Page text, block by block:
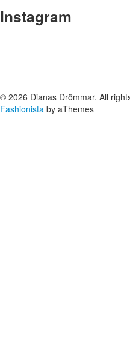
Instagram
© 2026 Dianas Drömmar. All
Fashionista by aThemes